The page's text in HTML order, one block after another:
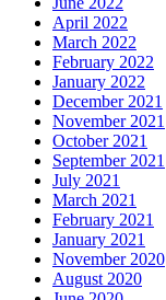
April 2022
March 2022
February 2022
January 2022
December 2021
November 2021
October 2021
September 2021
July 2021
March 2021
February 2021
January 2021
November 2020
August 2020